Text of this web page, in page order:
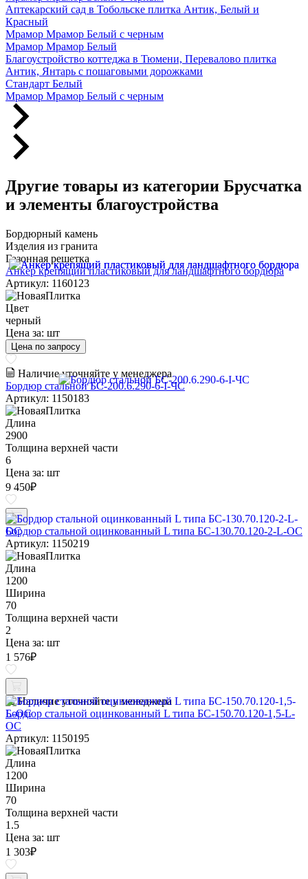
Аптекарский сад в Тобольске плитка Антик, Белый и
Красный
Мрамор Мрамор Белый с черным
Мрамор Мрамор Белый
Благоустройство коттеджа в Тюмени, Перевалово плитка
Антик, Янтарь с пошаговыми дорожками
Стандарт Белый
Мрамор Мрамор Белый с черным
Другие товары из категории Брусчатка
и элементы благоустройства
Бордюрный камень
Изделия из гранита
Газонная решетка
Анкер крепящий пластиковый для ландшафтного бордюра
Артикул: 1160123
Цвет
черный
Цена за: шт
Цена по запросу
Наличие уточняйте у менеджера
Бордюр стальной БС-200.6.290-6-I-ЧС
Артикул: 1150183
Длина
2900
Толщина верхней части
6
Цена за: шт
9 450₽
Бордюр стальной оцинкованный L типа БС-130.70.120-2-L-ОС
Артикул: 1150219
Длина
1200
Ширина
70
Толщина верхней части
2
Цена за: шт
1 576₽
Наличие уточняйте у менеджера
Бордюр стальной оцинкованный L типа БС-150.70.120-1,5-L-
ОС
Артикул: 1150195
Длина
1200
Ширина
70
Толщина верхней части
1.5
Цена за: шт
1 303₽